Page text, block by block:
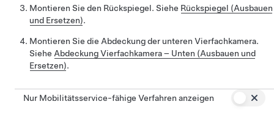
Montieren Sie den Rückspiegel. Siehe Rückspiegel (Ausbauen
und Ersetzen).
Montieren Sie die Abdeckung der unteren Vierfachkamera.
Siehe Abdeckung Vierfachkamera – Unten (Ausbauen und
Ersetzen).
Nur Mobilitätsservice-fähige Verfahren anzeigen